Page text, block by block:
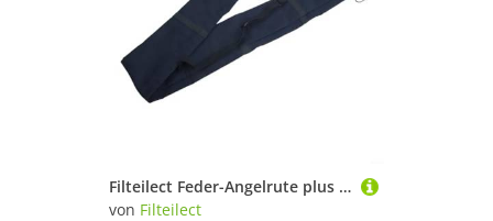
Filteilect Feder-Angelrute plus Regenschirmschloss Tasche Aufbewahrung verstellbare und verstärkte Bodengurte aus Segeltuch mit Angeln für Ausrüstungsorganisation
von Filteilect